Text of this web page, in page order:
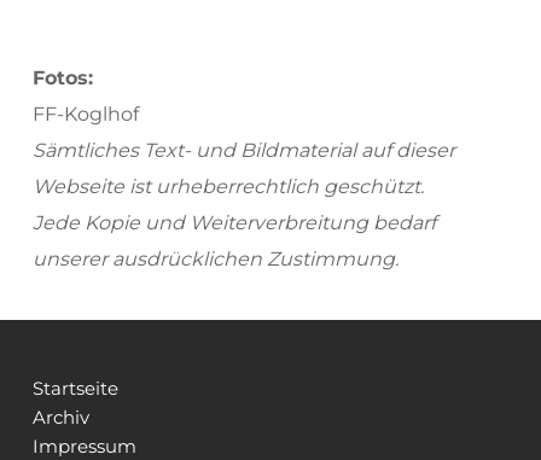
Fotos:
FF-Koglhof
Sämtliches Text- und Bildmaterial auf dieser
Webseite ist urheberrechtlich geschützt.
Jede Kopie und Weiterverbreitung bedarf
unserer ausdrücklichen Zustimmung.
Startseite
Archiv
Impressum